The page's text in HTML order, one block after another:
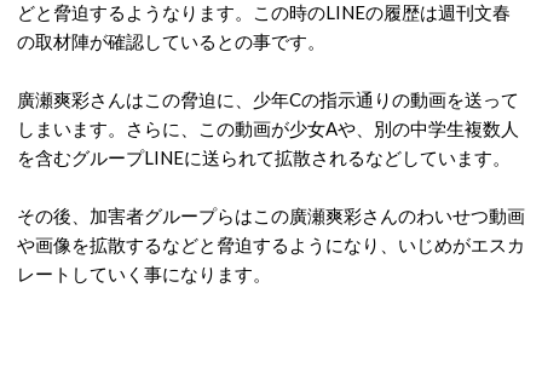
どと脅迫するようなります。この時のLINEの履歴は週刊文春
の取材陣が確認しているとの事です。
廣瀬爽彩さんはこの脅迫に、少年Cの指示通りの動画を送って
しまいます。さらに、この動画が少女Aや、別の中学生複数人
を含むグループLINEに送られて拡散されるなどしています。
その後、加害者グループらはこの廣瀬爽彩さんのわいせつ動画
や画像を拡散するなどと脅迫するようになり、いじめがエスカ
レートしていく事になります。